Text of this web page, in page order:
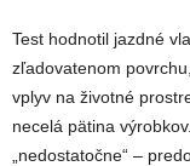
Test hodnotil jazdné
zľadovatenom
vplyv na životné
necelá pätina
„nedostatočne“ –